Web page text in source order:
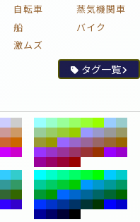
自転車
蒸気機関車
船
バイク
激ムズ
タグ一覧